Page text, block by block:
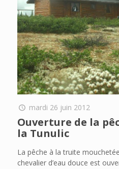
mardi 26 juin 2012
Ouverture de la
la Tunulic
La pêche à la truite
chevalier d’eau douce est